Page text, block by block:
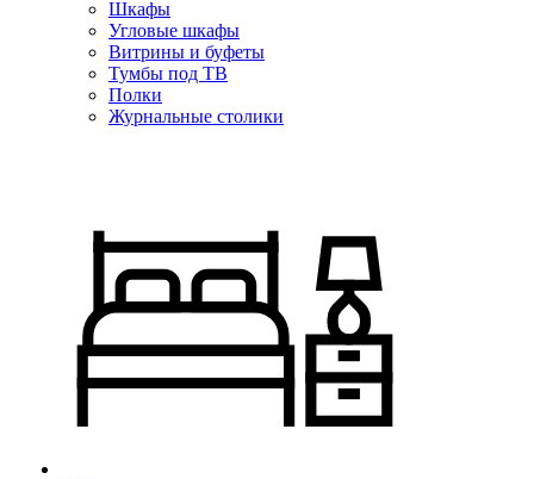
Шкафы
Угловые шкафы
Витрины и буфеты
Тумбы под ТВ
Полки
Журнальные столики